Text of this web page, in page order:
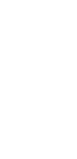
экспорта